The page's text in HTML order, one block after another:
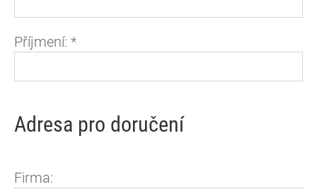
Příjmení: *
Adresa pro doručení
Firma: